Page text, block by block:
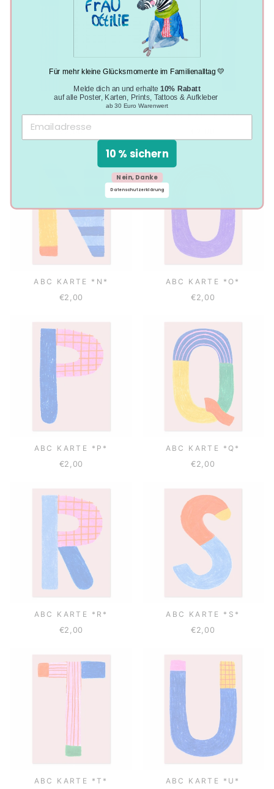
ABC KARTE *L*
€2,00
ABC KARTE *M*
ABC KARTE *N*
€2,00
ABC KARTE *O*
€2,00
ABC KARTE *P*
€2,00
ABC KARTE *Q*
€2,00
ABC KARTE *R*
€2,00
ABC KARTE *S*
€2,00
ABC KARTE *T*
ABC KARTE *U*
Für mehr kleine Glücksmomente im Familienalltag 💛
Melde dich an und erhalte10% Rabatt
auf alle Poster, Karten, Prints, Tattoos & Aufkleber
ab 30 Euro Warenwert
10 % sichern
Nein, Danke
Datenschutzerklärung